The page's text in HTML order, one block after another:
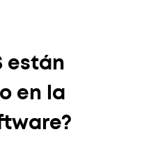
están
en la